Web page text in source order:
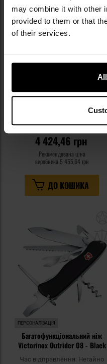
may combine it with other
provided to them or that
of their services.
Victorinox Rangergrip 57 H
Час відправлення:Негайно
4 424,46 грн
Рекомендована ціна
виробника 5 455,64 грн
ДО КОШИКА
ПЕРСОНАЛІЗАЦІЯ
Багатофункціональний ніж
Victorinox Outrider 08 - Black
Час відправлення: Негайно